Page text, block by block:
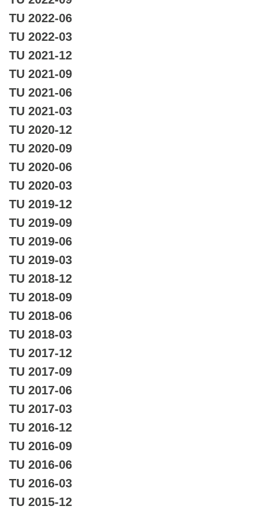
TU 2022-06
TU 2022-03
TU 2021-12
TU 2021-09
TU 2021-06
TU 2021-03
TU 2020-12
TU 2020-09
TU 2020-06
TU 2020-03
TU 2019-12
TU 2019-09
TU 2019-06
TU 2019-03
TU 2018-12
TU 2018-09
TU 2018-06
TU 2018-03
TU 2017-12
TU 2017-09
TU 2017-06
TU 2017-03
TU 2016-12
TU 2016-09
TU 2016-06
TU 2016-03
TU 2015-12